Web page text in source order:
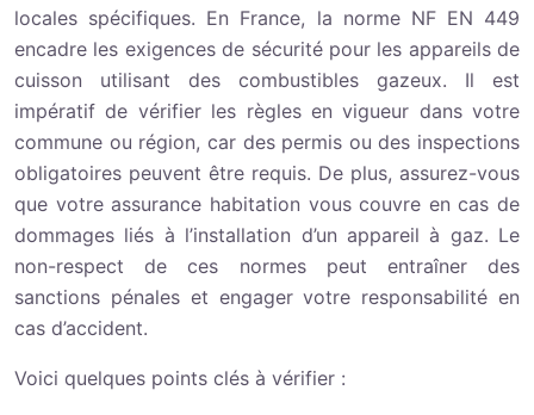
locales spécifiques. En France, la norme NF EN 449
encadre les exigences de sécurité pour les appareils de
cuisson utilisant des combustibles gazeux. Il est
impératif de vérifier les règles en vigueur dans votre
commune ou région, car des permis ou des inspections
obligatoires peuvent être requis. De plus, assurez-vous
que votre assurance habitation vous couvre en cas de
dommages liés à l’installation d’un appareil à gaz. Le
non-respect de ces normes peut entraîner des
sanctions pénales et engager votre responsabilité en
cas d’accident.
Voici quelques points clés à vérifier :